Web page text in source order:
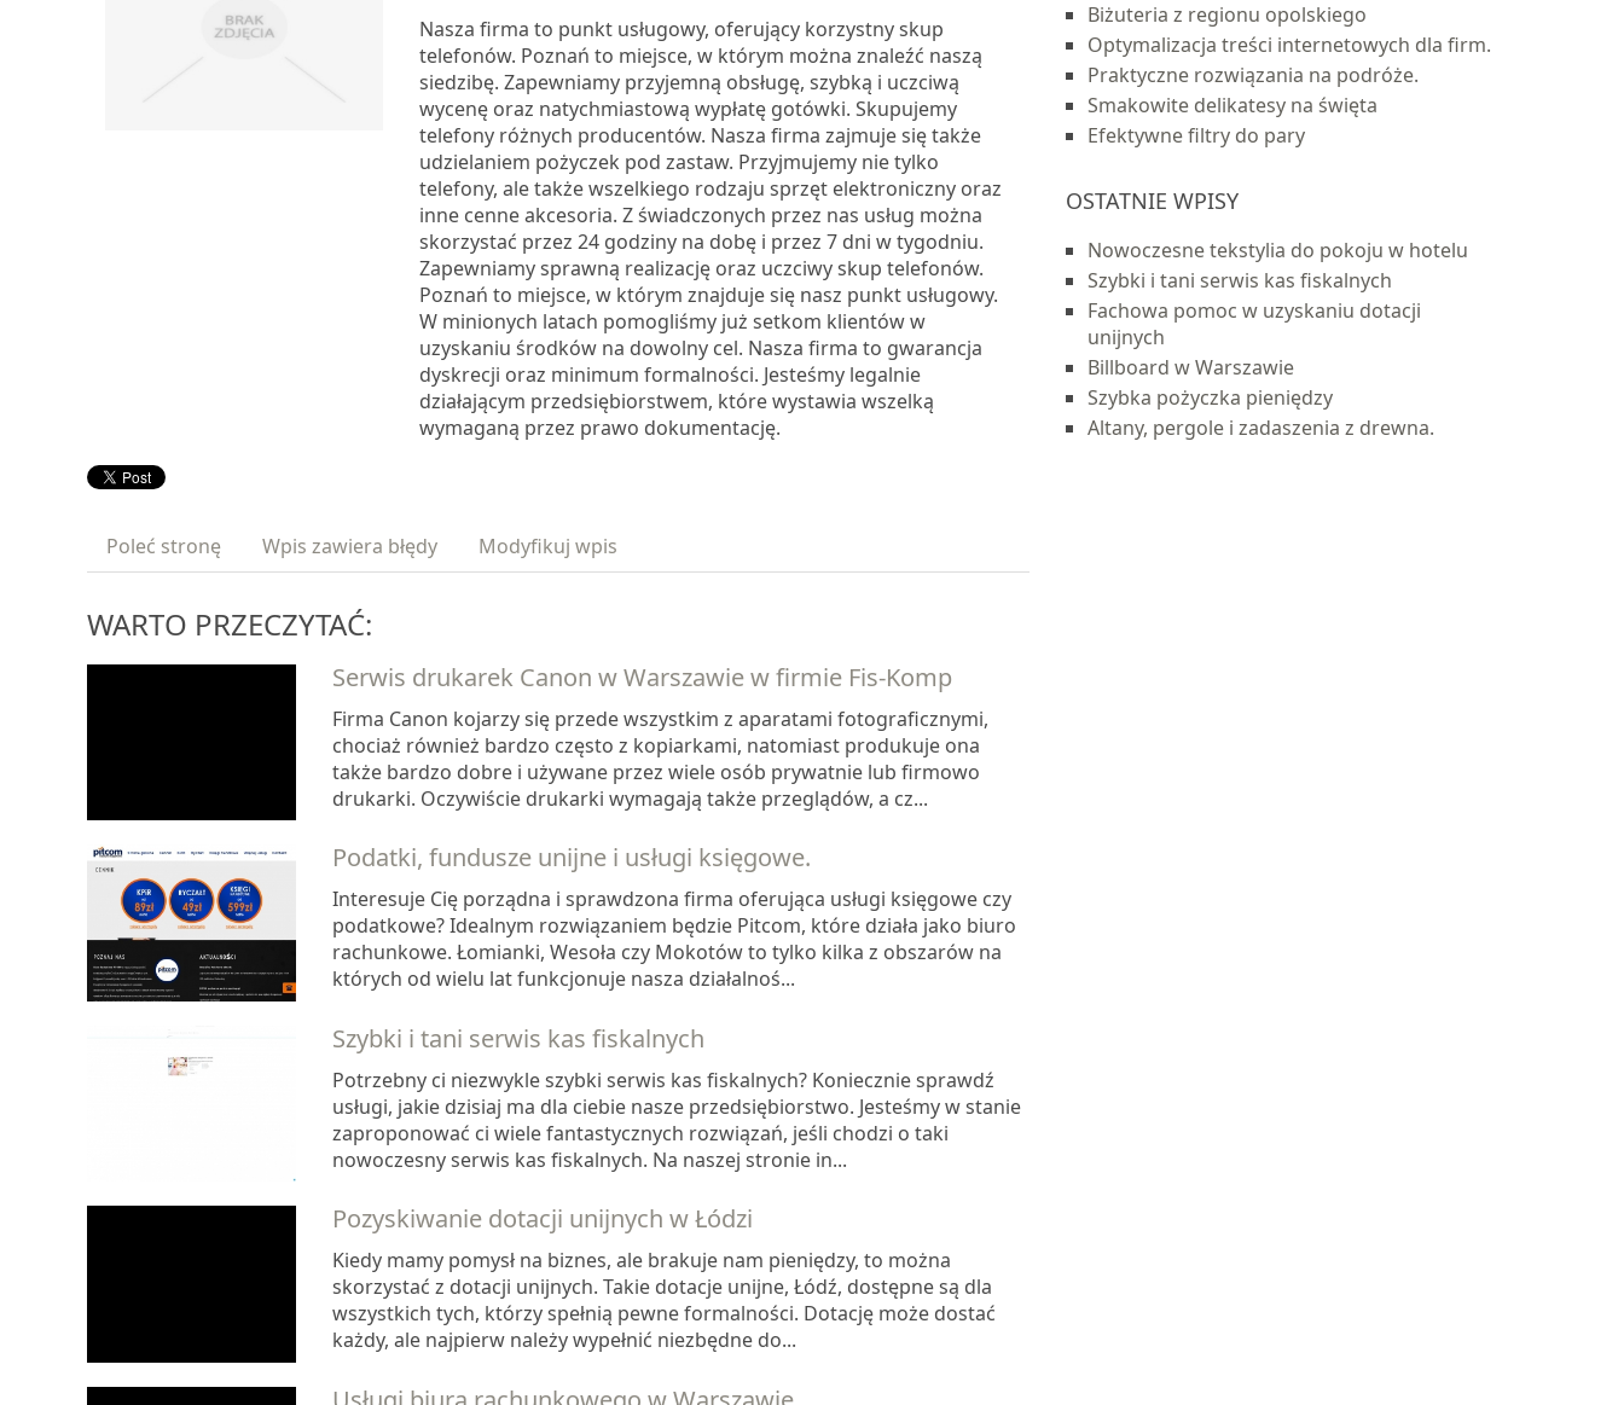
Nasza firma to punkt usługowy, oferujący korzystny skup
telefonów. Poznań to miejsce, w którym można znaleźć naszą
siedzibę. Zapewniamy przyjemną obsługę, szybką i uczciwą
wycenę oraz natychmiastową wypłatę gotówki. Skupujemy
telefony różnych producentów. Nasza firma zajmuje się także
udzielaniem pożyczek pod zastaw. Przyjmujemy nie tylko
telefony, ale także wszelkiego rodzaju sprzęt elektroniczny oraz
inne cenne akcesoria. Z świadczonych przez nas usług można
skorzystać przez 24 godziny na dobę i przez 7 dni w tygodniu.
Zapewniamy sprawną realizację oraz uczciwy skup telefonów.
Poznań to miejsce, w którym znajduje się nasz punkt usługowy.
W minionych latach pomogliśmy już setkom klientów w
uzyskaniu środków na dowolny cel. Nasza firma to gwarancja
dyskrecji oraz minimum formalności. Jesteśmy legalnie
działającym przedsiębiorstwem, które wystawia wszelką
wymaganą przez prawo dokumentację.
Poleć stronę Wpis zawiera błędy Modyfikuj wpis
WARTO PRZECZYTAĆ:
Serwis drukarek Canon w Warszawie w firmie Fis-Komp
Firma Canon kojarzy się przede wszystkim z aparatami fotograficznymi,
chociaż również bardzo często z kopiarkami, natomiast produkuje ona
także bardzo dobre i używane przez wiele osób prywatnie lub firmowo
drukarki. Oczywiście drukarki wymagają także przeglądów, a cz...
Podatki, fundusze unijne i usługi księgowe.
Interesuje Cię porządna i sprawdzona firma oferująca usługi księgowe czy
podatkowe? Idealnym rozwiązaniem będzie Pitcom, które działa jako biuro
rachunkowe. Łomianki, Wesoła czy Mokotów to tylko kilka z obszarów na
których od wielu lat funkcjonuje nasza działalnoś...
Szybki i tani serwis kas fiskalnych
Potrzebny ci niezwykle szybki serwis kas fiskalnych? Koniecznie sprawdź
usługi, jakie dzisiaj ma dla ciebie nasze przedsiębiorstwo. Jesteśmy w stanie
zaproponować ci wiele fantastycznych rozwiązań, jeśli chodzi o taki
nowoczesny serwis kas fiskalnych. Na naszej stronie in...
Pozyskiwanie dotacji unijnych w Łódzi
Kiedy mamy pomysł na biznes, ale brakuje nam pieniędzy, to można
skorzystać z dotacji unijnych. Takie dotacje unijne, Łódź, dostępne są dla
wszystkich tych, którzy spełnią pewne formalności. Dotację może dostać
każdy, ale najpierw należy wypełnić niezbędne do...
Biżuteria z regionu opolskiego
Optymalizacja treści internetowych dla firm.
Praktyczne rozwiązania na podróże.
Smakowite delikatesy na święta
Efektywne filtry do pary
OSTATNIE WPISY
Nowoczesne tekstylia do pokoju w hotelu
Szybki i tani serwis kas fiskalnych
Fachowa pomoc w uzyskaniu dotacji
unijnych
Billboard w Warszawie
Szybka pożyczka pieniędzy
Altany, pergole i zadaszenia z drewna.